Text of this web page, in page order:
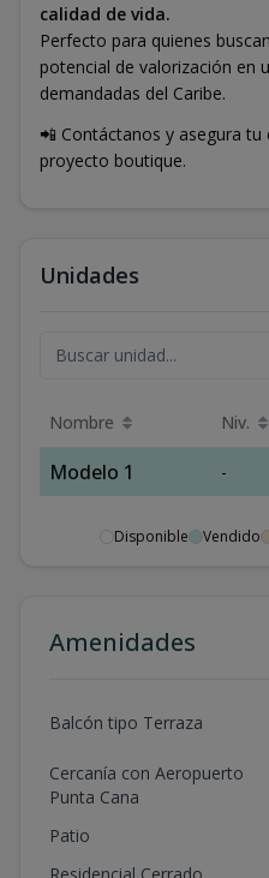
calidad de vida.
Perfecto para quienes
potencial de valorización en
demandadas del Caribe.
📲 Contáctanos y asegura
proyecto boutique.
Unidades
Nombre Niv.
Modelo 1 -
Disponible Vendido
Amenidades
Balcón tipo Terraza
Cercanía con Aeropuerto
Punta Cana
Patio
Residencial Cerrado